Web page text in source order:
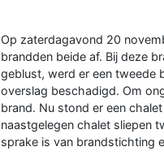
Op zaterdagavond 20
brandden beide af. Bij deze
geblust, werd er een tweede
overslag beschadigd. Om
brand. Nu stond er een
naastgelegen chalet sliepen
sprake is van brandstichting